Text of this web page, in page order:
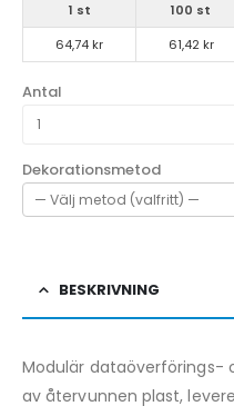
1 st 100 st
64,74 kr
61,42 kr
Antal
Dekorationsmetod
BESKRIVNING
Modulär dataöverförings-
av återvunnen plast,